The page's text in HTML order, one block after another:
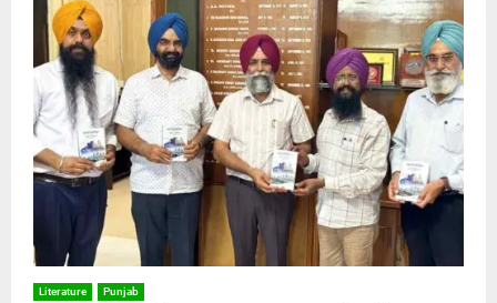
Literature Punjab